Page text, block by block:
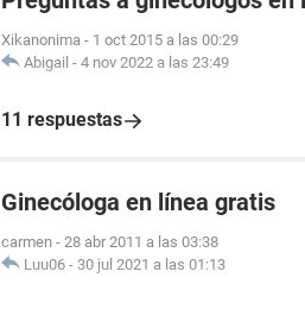
Xikanonima - 1 oct 2015 a las 00:29
Abigail - 4 nov 2022 a las 23:49
11 respuestas
Ginecóloga en línea gratis
carmen - 28 abr 2011 a las 03:38
Luu06 - 30 jul 2021 a las 01:13